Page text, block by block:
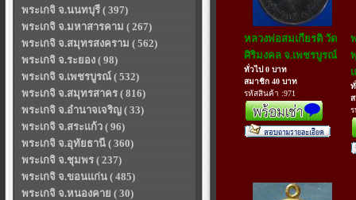
พระเกจิ จ.นนทบุรี ( 397)
พระเกจิ จ.มหาสารคาม ( 267)
พระเกจิ จ.สมุทรสงคราม ( 562)
พระเกจิ จ.ระยอง ( 98)
พระเกจิ จ.เพชรบูรณ์ ( 532)
พระเกจิ จ.สมุทรสาคร ( 816)
พระเกจิ จ.อำนาจเจริญ ( 33)
พระเกจิ จ.สระแก้ว ( 96)
พระเกจิ จ.อุทัยธานี ( 360)
พระเกจิ จ.ชุมพร ( 237)
พระเกจิ จ.ขอนแก่น ( 485)
พระเกจิ จ.หนองคาย ( 30)
หลวงพ่อสมเกียรติ วัด
ศิริมงคล จ.เพชรบูรณ์
ทั่วไป 0 บาท
สมาชิก 40 บาท
รหัสสินค้า :971